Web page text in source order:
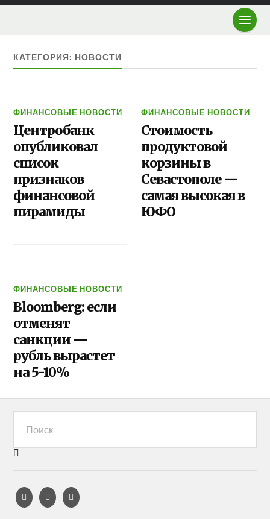
КАТЕГОРИЯ: НОВОСТИ
ФИНАНСОВЫЕ НОВОСТИ
Центробанк
опубликовал
список
признаков
финансовой
пирамиды
ФИНАНСОВЫЕ НОВОСТИ
Стоимость
продуктовой
корзины в
Севастополе —
самая высокая в
ЮФО
ФИНАНСОВЫЕ НОВОСТИ
Bloomberg: если
отменят
санкции —
рубль вырастет
на 5-10%